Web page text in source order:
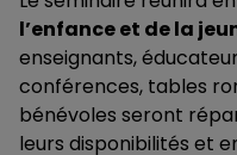
l’enfance et de la
enseignants,
conférences, tables
bénévoles seront
leurs disponibilités et